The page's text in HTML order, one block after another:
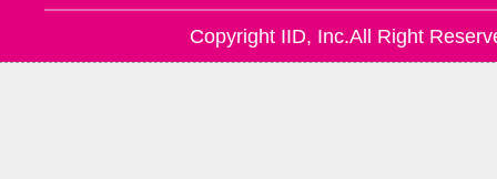
Copyright IID, Inc.All Right